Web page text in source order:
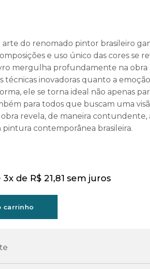
arte do renomado pintor brasileiro
e uso único das cores se
mergulha profundamente na
técnicas inovadoras quanto a
ele se torna ideal não apenas
para todos que buscam uma
obra revela, de maneira contundente,
pintura contemporânea brasileira.
3x de R$ 21,81 sem juros
carrinho